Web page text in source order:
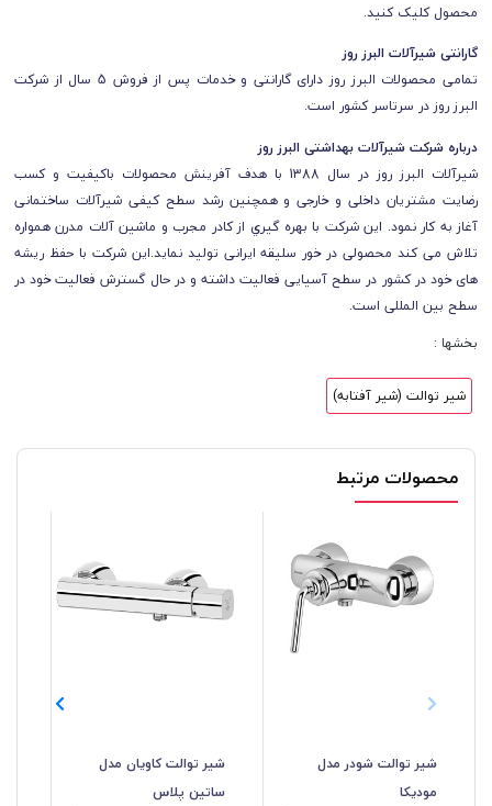
محصول کلیک کنید.
گارانتی شیرآلات البرز روز
تمامی محصولات البرز روزدارای گارانتی و خدمات پس از فروش 5 سال از شرکت
البرز روزدر سرتاسر کشور است.
درباره شرکت شیرآلات بهداشتی البرز روز
شیرآلات البرز روز در سال 1388 با هدف آفرینش محصولات باکیفیت و کسب
رضایت مشتریان داخلی و خارجی و همچنین رشد سطح کیفی شیرآلات ساختمانی
آغاز به کار نمود. این شرکت با بهره گیري از کادر مجرب و ماشین آلات مدرن همواره
تلاش می کند محصولی در خور سلیقه ایرانی تولید نماید.این شرکت با حفظ ریشه
های خود در کشور در سطح آسیایی فعالیت داشته و در حال گسترش فعالیت خود در
سطح بین المللی است.
بخشها :
شیر توالت (شیر آفتابه)
محصولات مرتبط
شیر توالت شودر مدل
مودیکا
شیر توالت کاویان مدل
ساتین پلاس